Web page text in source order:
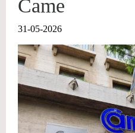
Came
31-05-2026